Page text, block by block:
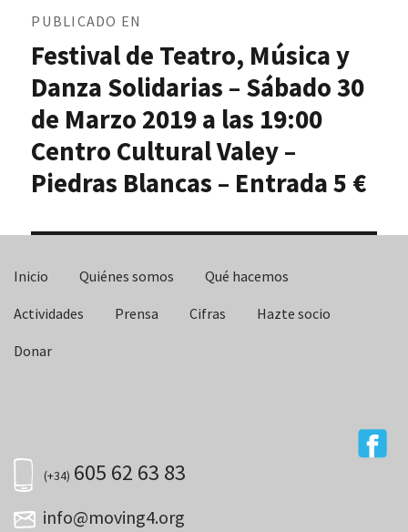
entradas
PUBLICADO EN
Festival de Teatro, Música y
Danza Solidarias – Sábado 30
de Marzo 2019 a las 19:00
Centro Cultural Valey –
Piedras Blancas – Entrada 5 €
Inicio Quiénes somos Qué hacemos
Actividades Prensa Cifras Hazte socio
Donar
(+34) 605 62 63 83
info@moving4.org